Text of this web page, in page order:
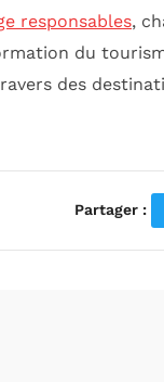
responsables,
du
des
Partager :